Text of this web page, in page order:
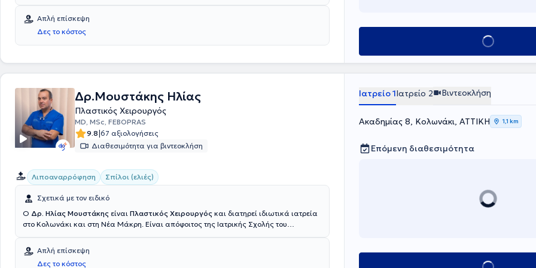
Επανορθωτική και Αισθητική Χειρουργική από τον Ιατρικό Σύλλογο του Βερολίνου.
Ειδικεύτηκε και εργάστηκε σε κλινικές της Γερμανίας, όπου απέκτησε αξιόλογη
κλινική εμπειρία και κατάρτιση. Τέλος, εξειδικεύεται στη λιποαναρρόφηση, στην
πλαστική στήθους, στη βλεφαροπλαστική καθώς και στα fillers.
Απλή επίσκεψη
Δες το κόστος
Κλείσε ραντεβού
Δρ.Μουστάκης Ηλίας
Πλαστικός Χειρουργός
MD, MSc, FEBOPRAS
9.8|67 αξιολογήσεις
Διαθεσιμότητα για βιντεοκλήση
Λιποαναρρόφηση Σπίλοι (ελιές)
Σχετικά με τον ειδικό
Ο Δρ. Ηλίας Μουστάκης είναι Πλαστικός Χειρουργός και διατηρεί ιδιωτικά ιατρεία
στο Κολωνάκι και στη Νέα Μάκρη. Είναι απόφοιτος της Ιατρικής Σχολής του
Επανορθωτική και Αισθητική Πλαστική Χειρουργική και μέλος του Ευρωπαϊκού
Συμβουλίου Πλαστικής, Επανορθωτικής και Αισθητικής Χειρουργικής
Απλή επίσκεψη
Δες το κόστος
Ιατρείο 1Ιατρείο 2 Βιντεοκλήση
Ακαδημίας 8, Κολωνάκι, ΑΤΤΙΚΗ 1,1 km
Επόμενη διαθεσιμότητα